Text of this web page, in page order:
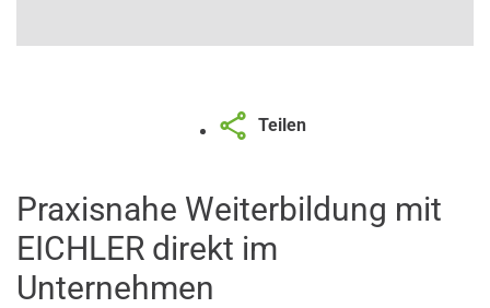
Teilen
Praxisnahe Weiterbildung mit
EICHLER direkt im
Unternehmen